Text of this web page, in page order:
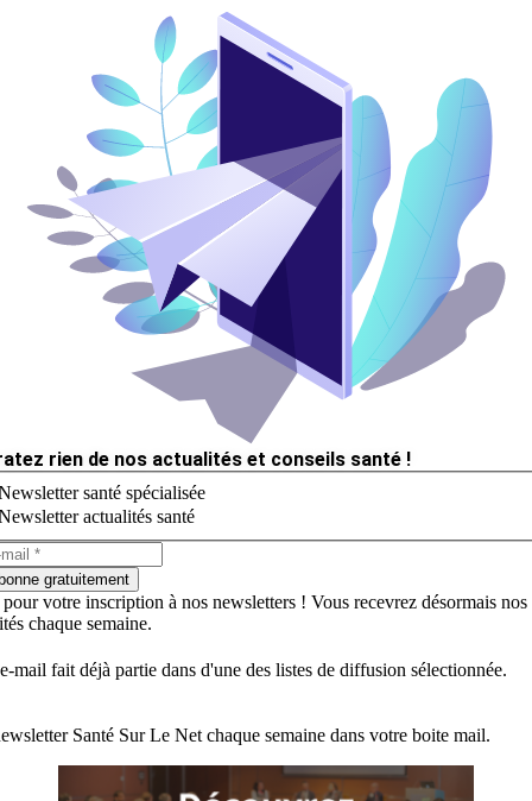
rien de nos actualités et conseils santé !
santé spécialisée
actualités santé
gratuitement
votre inscription à nos newsletters ! Vous recevrez désormais nos
chaque semaine.
mail fait déjà partie dans d'une des listes de diffusion sélectionnée.
Santé Sur Le Net chaque semaine dans votre boite mail.